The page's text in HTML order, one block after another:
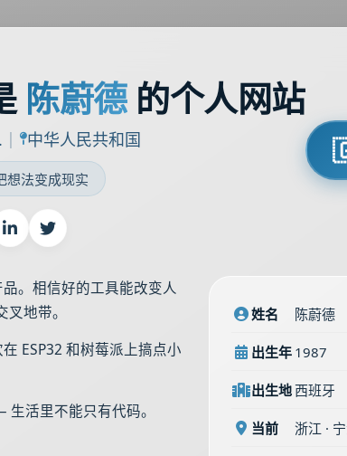
陈蔚德的个人网站
| 中华人民共和国
想法变成现实
。相信好的工具能改变人
地带。
ESP32 和树莓派上搞点小
活里不能只有代码。
姓名 陈蔚德
出生年 1987
出生地西班牙
当前 浙江 ·